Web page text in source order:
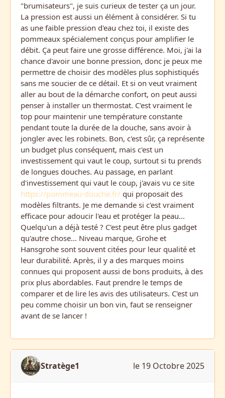
"brumisateurs", je suis curieux de tester ça un jour.
La pression est aussi un élément à considérer. Si tu
as une faible pression d'eau chez toi, il existe des
pommeaux spécialement conçus pour amplifier le
débit. Ça peut faire une grosse différence. Moi, j'ai la
chance d'avoir une bonne pression, donc je peux me
permettre de choisir des modèles plus sophistiqués
sans me soucier de ce détail. Et si on veut vraiment
aller au bout de la démarche confort, on peut aussi
penser à installer un thermostat. C'est vraiment le
top pour maintenir une température constante
pendant toute la durée de la douche, sans avoir à
jongler avec les robinets. Bon, c'est sûr, ça représente
un budget plus conséquent, mais c'est un
investissement qui vaut le coup, surtout si tu prends
de longues douches. Au passage, en parlant
d'investissement qui vaut le coup, j'avais vu ce site
https://pommeau-douche.fr/ qui proposait des
modèles filtrants. Je me demande si c'est vraiment
efficace pour adoucir l'eau et protéger la peau...
Quelqu'un a déjà testé ? C'est peut être plus gadget
qu'autre chose... Niveau marque, Grohe et
Hansgrohe sont souvent citées pour leur qualité et
leur durabilité. Après, il y a des marques moins
connues qui proposent aussi de bons produits, à des
prix plus abordables. Faut prendre le temps de
comparer et de lire les avis des utilisateurs. C'est un
peu comme choisir un bon vin, faut se renseigner
avant de se lancer !
Stratège1 le 19 Octobre 2025